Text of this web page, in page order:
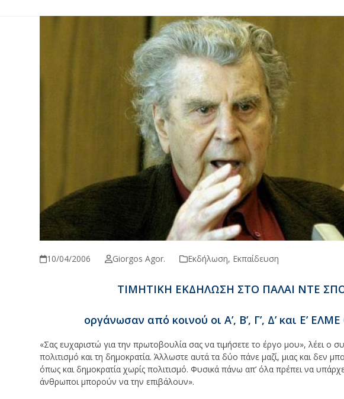
10/04/2006 Giorgos Agor. Εκδήλωση, Εκπαίδευση
TIMHTIKH EKΔHΛΩΣH ΣTO ΠAΛAI NTE
οργάνωσαν από κοινού οι A’, B’, Γ’, Δ’ και E’
«Σας ευχαριστώ για την πρωτοβουλία σας να τιμήσετε το έργο μου», λέει ο
πολιτισμό και τη δημοκρατία. Άλλωστε αυτά τα δύο πάνε μαζί, μιας και δεν
όπως και δημοκρατία χωρίς πολιτισμό. Φυσικά πάνω απ’ όλα πρέπει να
άνθρωποι μπορούν να την επιβάλουν».